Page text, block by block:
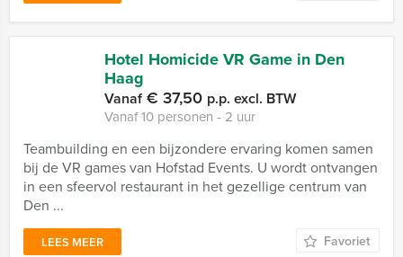
Hotel Homicide VR Game in Den
Haag
Vanaf€ 37,50 p.p. excl. BTW
Vanaf 10 personen ‐ 2 uur
Teambuilding en een bijzondere ervaring komen samen
bij de VR games van Hofstad Events. U wordt ontvangen
in een sfeervol restaurant in het gezellige centrum van
Den ...
LEES MEER Favoriet